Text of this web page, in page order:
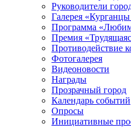
Руководители
Галерея «Курганцы
Программа
Премия
Противодействие
Фотогалерея
Видеоновости
Награды
Прозрачный город
Календарь событий
Опросы
Инициативные